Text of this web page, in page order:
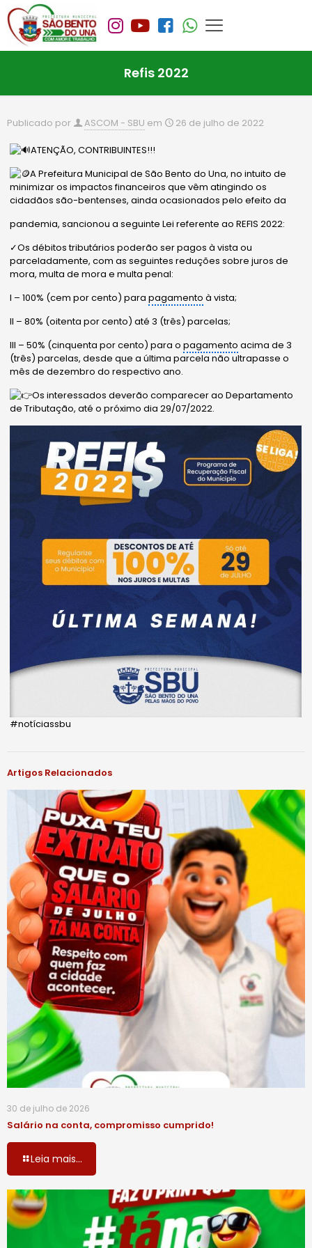
Refis 2022
Publicado por ASCOM - SBU em 26 de julho de 2022
ATENÇÃO, CONTRIBUINTES!!!
A Prefeitura Municipal de São Bento do Una, no intuito de
minimizar os impactos financeiros que vêm atingindo os
cidadãos são-bentenses, ainda ocasionados pelo efeito da
pandemia, sancionou a seguinte Lei referente ao REFIS 2022:
✓Os débitos tributários poderão ser pagos à vista ou
parceladamente, com as seguintes reduções sobre juros de
mora, multa de mora e multa penal:
I – 100% (cem por cento) parapagamento à vista;
II – 80% (oitenta por cento) até 3 (três) parcelas;
III – 50% (cinquenta por cento) para opagamento acima de 3
(três) parcelas, desde que a última parcela não ultrapasse o
mês de dezembro do respectivo ano.
Os interessados deverão comparecer ao Departamento
de Tributação, até o próximo dia 29/07/2022.
#notíciassbu
Artigos Relacionados
30 de julho de 2026
Salário na conta, compromisso cumprido!
Leia mais...